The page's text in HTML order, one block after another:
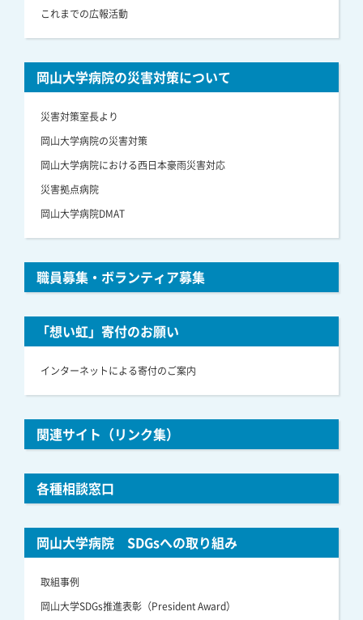
これまでの広報活動
岡山大学病院の災害対策について
災害対策室長より
岡山大学病院の災害対策
岡山大学病院における西日本豪雨災害対応
災害拠点病院
岡山大学病院DMAT
職員募集・ボランティア募集
「想い虹」寄付のお願い
インターネットによる寄付のご案内
関連サイト（リンク集）
各種相談窓口
岡山大学病院 SDGsへの取り組み
取組事例
岡山大学SDGs推進表彰（President Award）